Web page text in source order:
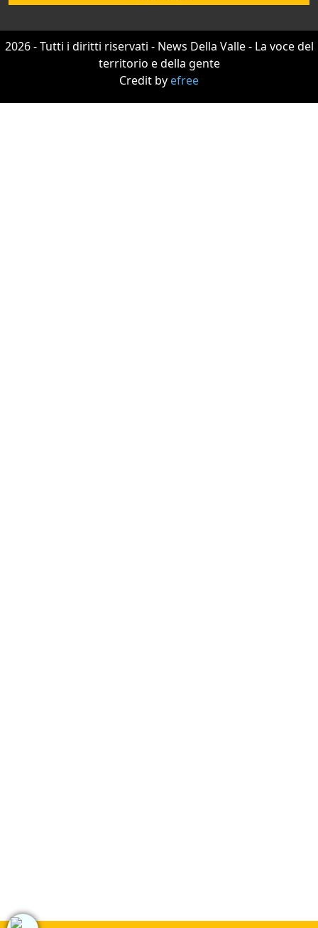
2026 - Tutti i diritti riservati - News Della Valle - La voce del
territorio e della gente
Credit byefree